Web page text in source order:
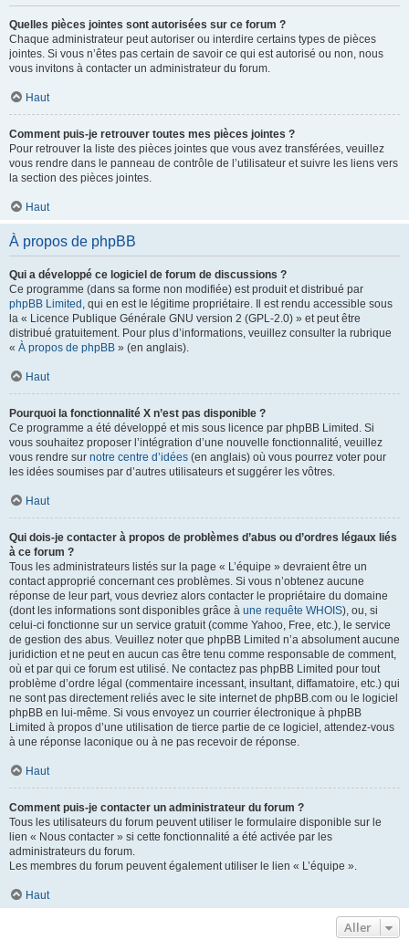
Quelles pièces jointes sont autorisées sur ce forum ?
Chaque administrateur peut autoriser ou interdire certains types de pièces
jointes. Si vous n’êtes pas certain de savoir ce qui est autorisé ou non, nous
vous invitons à contacter un administrateur du forum.
Haut
Comment puis-je retrouver toutes mes pièces jointes ?
Pour retrouver la liste des pièces jointes que vous avez transférées, veuillez
vous rendre dans le panneau de contrôle de l’utilisateur et suivre les liens vers
la section des pièces jointes.
Haut
À propos de phpBB
Qui a développé ce logiciel de forum de discussions ?
Ce programme (dans sa forme non modifiée) est produit et distribué par
phpBB Limited , qui en est le légitime propriétaire. Il est rendu accessible sous
la « Licence Publique Générale GNU version 2 (GPL-2.0) » et peut être
distribué gratuitement. Pour plus d’informations, veuillez consulter la rubrique
« À propos de phpBB » (en anglais).
Haut
Pourquoi la fonctionnalité X n’est pas disponible ?
Ce programme a été développé et mis sous licence par phpBB Limited. Si
vous souhaitez proposer l’intégration d’une nouvelle fonctionnalité, veuillez
vous rendre sur notre centre d’idées (en anglais) où vous pourrez voter pour
les idées soumises par d’autres utilisateurs et suggérer les vôtres.
Haut
Qui dois-je contacter à propos de problèmes d’abus ou d’ordres légaux liés
à ce forum ?
Tous les administrateurs listés sur la page « L’équipe » devraient être un
contact approprié concernant ces problèmes. Si vous n’obtenez aucune
réponse de leur part, vous devriez alors contacter le propriétaire du domaine
(dont les informations sont disponibles grâce à une requête WHOIS), ou, si
celui-ci fonctionne sur un service gratuit (comme Yahoo, Free, etc.), le service
de gestion des abus. Veuillez noter que phpBB Limited n’a absolument aucune
juridiction et ne peut en aucun cas être tenu comme responsable de comment,
où et par qui ce forum est utilisé. Ne contactez pas phpBB Limited pour tout
problème d’ordre légal (commentaire incessant, insultant, diffamatoire, etc.) qui
ne sont pas directement reliés avec le site internet de phpBB.com ou le logiciel
phpBB en lui-même. Si vous envoyez un courrier électronique à phpBB
Limited à propos d’une utilisation de tierce partie de ce logiciel, attendez-vous
à une réponse laconique ou à ne pas recevoir de réponse.
Haut
Comment puis-je contacter un administrateur du forum ?
Tous les utilisateurs du forum peuvent utiliser le formulaire disponible sur le
lien « Nous contacter » si cette fonctionnalité a été activée par les
administrateurs du forum.
Les membres du forum peuvent également utiliser le lien « L’équipe ».
Haut
Aller